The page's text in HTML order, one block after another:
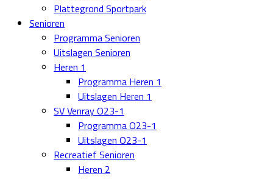
Plattegrond Sportpark
Senioren
Programma Senioren
Uitslagen Senioren
Heren 1
Programma Heren 1
Uitslagen Heren 1
SV Venray O23-1
Programma O23-1
Uitslagen O23-1
Recreatief Senioren
Heren 2